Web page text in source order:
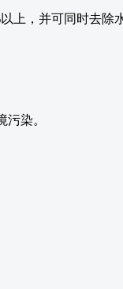
上，并可同时去除
染。